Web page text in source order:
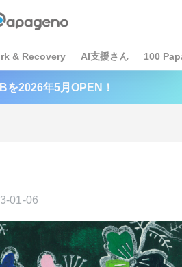
& Recovery AI支援さん 100
を2026年5月OPEN！
01-06